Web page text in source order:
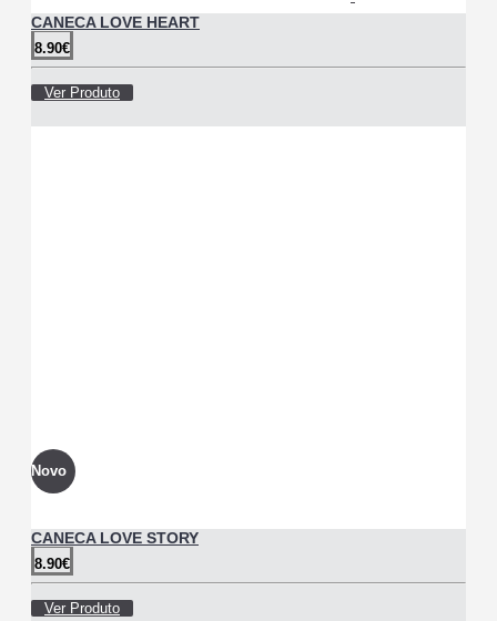
CANECA LOVE HEART
8.90€
Ver Produto
Novo
CANECA LOVE STORY
8.90€
Ver Produto